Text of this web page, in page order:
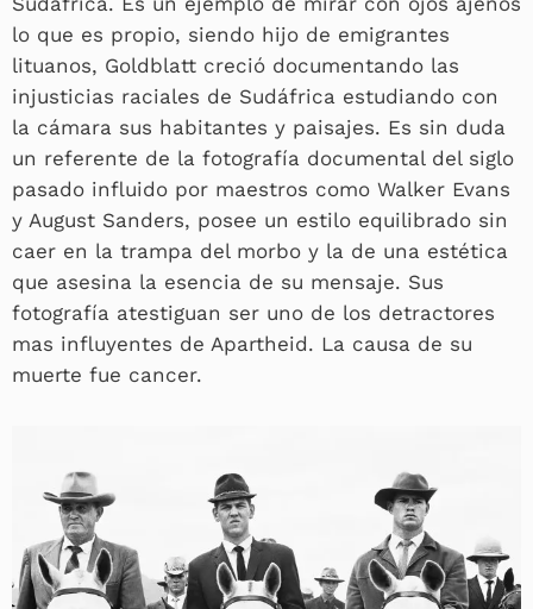
lo que es propio, siendo hijo de emigrantes
lituanos, Goldblatt creció documentando las
injusticias raciales de Sudáfrica estudiando con
la cámara sus habitantes y paisajes. Es sin duda
un referente de la fotografía documental del siglo
pasado influido por maestros como Walker Evans
y August Sanders, posee un estilo equilibrado sin
caer en la trampa del morbo y la de una estética
que asesina la esencia de su mensaje. Sus
fotografía atestiguan ser uno de los detractores
mas influyentes de Apartheid. La causa de su
muerte fue cancer.